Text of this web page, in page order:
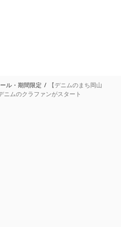
ル・期間限定
【デニムのまち岡山
ニムのクラファンがスタート